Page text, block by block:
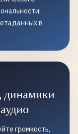
в
динамики
громкость,